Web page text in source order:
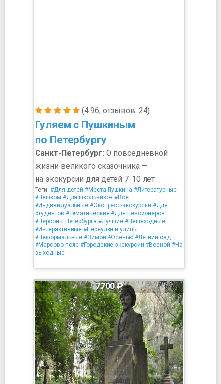
(4.96, отзывов: 24)
Гуляем с Пушкиным
по Петербургу
Санкт-Петербург: О повседневной
жизни великого сказочника —
на экскурсии для детей 7-10 лет
Теги: #Для детей #Места Пушкина #Литературные
#Пешком #Для школьников #Все
#Индивидуальные #Экспресс-экскурсии #Для
студентов #Тематические #Для пенсионеров
#Персоны Петербурга #Лучшие #Пешеходные
#Интерактивные #Переулки и улицы
#Неформальные #Зимой #Осенью #Летний сад
#Марсово поле #Городские экскурсии #Весной #На
выходные
7700 ₽